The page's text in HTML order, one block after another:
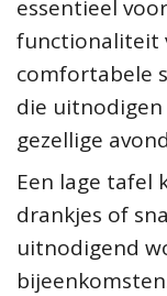
essentieel
functionaliteit
comfortabele
die
gezellige
Een lage tafel
drankjes of
uitnodigend